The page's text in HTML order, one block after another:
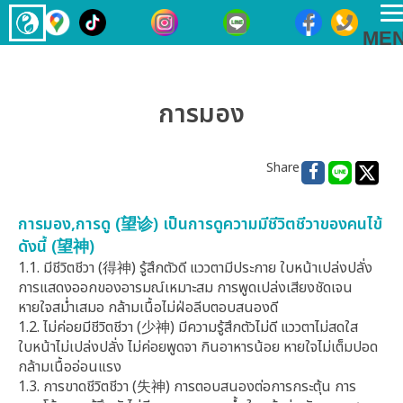
การมอง
Share
การมอง,การดู (望诊) เป็นการดูความมีชีวิตชีวาของคนไข้
ดังนี้ (望神)
1.1. มีชีวิตชีวา (得神) รู้สึกตัวดี แววตามีประกาย ใบหน้าเปล่งปลั่ง
การแสดงออกของอารมณ์เหมาะสม การพูดเปล่งเสียงชัดเจน
หายใจสม่ำเสมอ กล้ามเนื้อไม่ฝ่อลีบตอบสนองดี
1.2. ไม่ค่อยมีชีวิตชีวา (少神) มีความรู้สึกตัวไม่ดี แววตาไม่สดใส
ใบหน้าไม่เปล่งปลั่ง ไม่ค่อยพูดจา กินอาหารน้อย หายใจไม่เต็มปอด
กล้ามเนื้ออ่อนแรง
1.3. การขาดชีวิตชีวา (失神) การตอบสนองต่อการกระตุ้น การ